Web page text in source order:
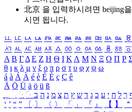
北京 을 입력하시려면 beijing
시면 됩니다.
ㅥ ㅦ ㅧ ㅨ ㅩ ㅪ ㅫ ㅬ ㅭ ㅮ ㅯ ㅰ ㅱ
ㅺ ㅻ ㅼ ㅽ ㅾ ㅿ ㆀ ㆁ ㆂ ㆃ ㆄ ㆅ ㆆ
Α Β ΓΔ Ε Ζ Η Θ Ι ΚΛ Μ Ν Ξ Ο Π Ρ
θ ι κ λ μ ν ξ ο π ρ σ τ υ φ χ ψ ω
á à Á À é è É È ç Ç ê
Ä Ö Ü ä ö ü ß
ִֶֹ ֻּ ׁׂ ך ל ח י ע כ ג ד ש ץ ת צ מ נ ה ב
‘ ’ “ ” 〔 〕 〈 〉 「 」 『 』 【 】 ＂